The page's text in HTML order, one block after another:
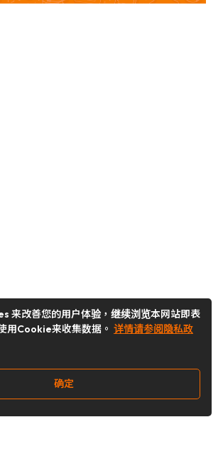
来改善您的用户体验，继续浏览本网站即表
用Cookie来收集数据。 详情请参阅隐私政
确定